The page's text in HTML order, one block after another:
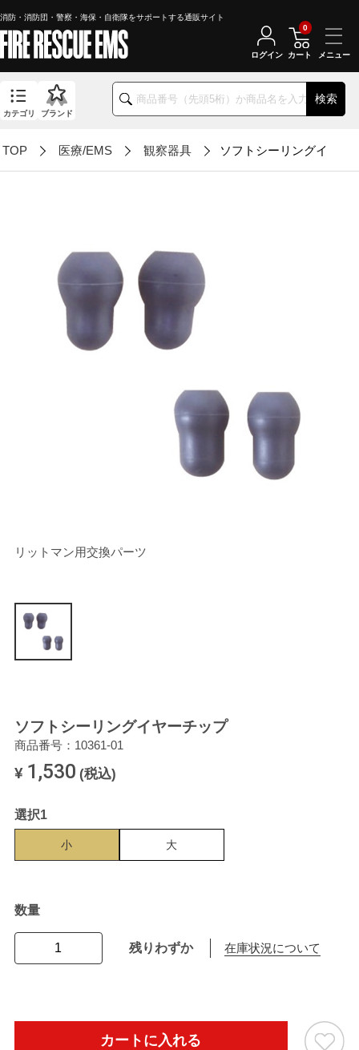
消防・消防団・警察・海保・自衛隊をサポートする通販サイト
検索
カテゴリ ブランド
ログイン カート
0
TOP 医療/EMS 観察器具 ソフトシーリングイヤー
リットマン用交換パーツ
ソフトシーリングイヤーチップ
商品番号：10361-01
¥ 1,530 (税込)
選択1
小 大
数量
残りわずか 在庫状況について
カートに入れる